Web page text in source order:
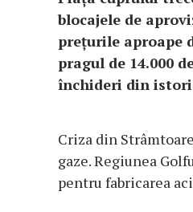
blocajele de
prețurile aproape
pragul de 14.000
închideri din
Criza din
gaze. Regiunea
pentru fabricarea